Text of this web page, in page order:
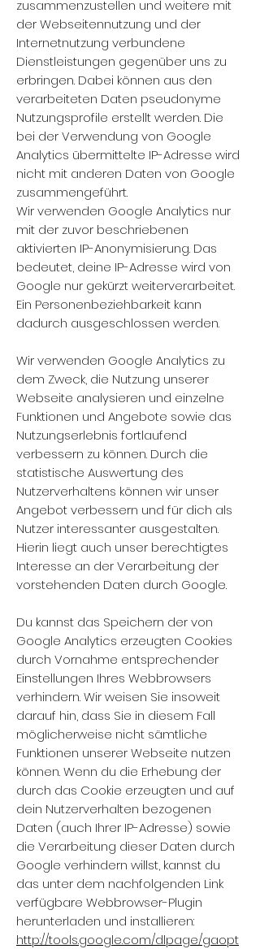
zusammenzustellen und weitere mit
der Webseitennutzung und der
Internetnutzung verbundene
Dienstleistungen gegenüber uns zu
erbringen. Dabei können aus den
verarbeiteten Daten pseudonyme
Nutzungsprofile erstellt werden. Die
bei der Verwendung von Google
Analytics übermittelte IP-Adresse wird
nicht mit anderen Daten von Google
zusammengeführt.
Wir verwenden Google Analytics nur
mit der zuvor beschriebenen
aktivierten IP-Anonymisierung. Das
bedeutet, deine IP-Adresse wird von
Google nur gekürzt weiterverarbeitet.
Ein Personenbeziehbarkeit kann
dadurch ausgeschlossen werden.
Wir verwenden Google Analytics zu
dem Zweck, die Nutzung unserer
Webseite analysieren und einzelne
Funktionen und Angebote sowie das
Nutzungserlebnis fortlaufend
verbessern zu können. Durch die
statistische Auswertung des
Nutzerverhaltens können wir unser
Angebot verbessern und für dich als
Nutzer interessanter ausgestalten.
Hierin liegt auch unser berechtigtes
Interesse an der Verarbeitung der
vorstehenden Daten durch Google.
Du kannst das Speichern der von
Google Analytics erzeugten Cookies
durch Vornahme entsprechender
Einstellungen Ihres Webbrowsers
verhindern. Wir weisen Sie insoweit
darauf hin, dass Sie in diesem Fall
möglicherweise nicht sämtliche
Funktionen unserer Webseite nutzen
können. Wenn du die Erhebung der
durch das Cookie erzeugten und auf
dein Nutzerverhalten bezogenen
Daten (auch Ihrer IP-Adresse) sowie
die Verarbeitung dieser Daten durch
Google verhindern willst, kannst du
das unter dem nachfolgenden Link
verfügbare Webbrowser-Plugin
herunterladen und installieren:
http://tools.google.com/dlpage/gaopt